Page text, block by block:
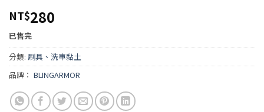
NT$280
已售完
分類: 刷具、洗車黏土
品牌： BLINGARMOR